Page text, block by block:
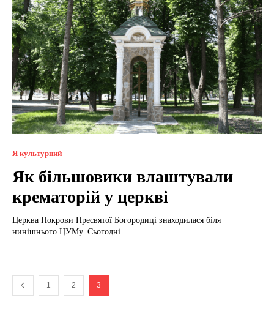
Я культурний
Як більшовики влаштували
крематорій у церкві
Церква Покрови Пресвятої Богородиці знаходилася біля
нинішнього ЦУМу. Сьогодні...
1 2 3